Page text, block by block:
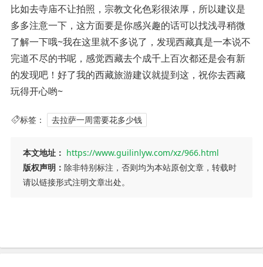
比如去寺庙不让拍照，宗教文化色彩很浓厚，所以建议是
多多注意一下，这方面要是你感兴趣的话可以找浅寻稍微
了解一下哦~我在这里就不多说了，发现西藏真是一本说不
完道不尽的书呢，感觉西藏去个成千上百次都还是会有新
的发现吧！好了我的西藏旅游建议就提到这，祝你去西藏
玩得开心哟~
标签： 去拉萨一周需要花多少钱
本文地址： https://www.guilinlyw.com/xz/966.html
版权声明： 除非特别标注，否则均为本站原创文章，转载时
请以链接形式注明文章出处。